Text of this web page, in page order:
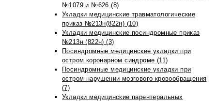
№1079 и №626 (8)
Укладки медицинские травматологические
приказ №213н(822н) (10)
Укладки медицинские посиндромные приказ
№213н (822н) (3)
Посиндромные медицинские укладки при
остром коронарном синдроме (11)
Посиндромные медицинские укладки при
остром нарушении мозгового кровообращения
(7)
Укладки медицинские парентеральных